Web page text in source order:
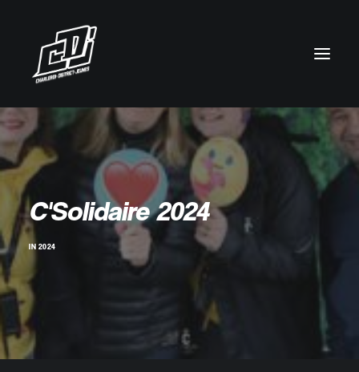
C'Solidaire 2024
IN 2024